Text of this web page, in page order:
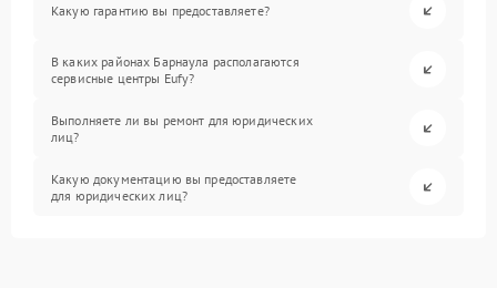
Какую гарантию вы предоставляете?
В каких районах Барнаула располагаются
сервисные центры Eufy?
Выполняете ли вы ремонт для юридических
лиц?
Какую документацию вы предоставляете
для юридических лиц?